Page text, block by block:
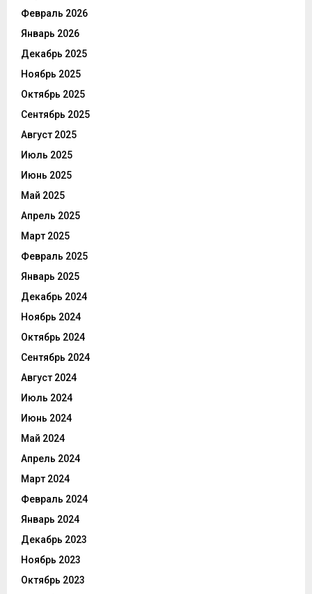
Февраль 2026
Январь 2026
Декабрь 2025
Ноябрь 2025
Октябрь 2025
Сентябрь 2025
Август 2025
Июль 2025
Июнь 2025
Май 2025
Апрель 2025
Март 2025
Февраль 2025
Январь 2025
Декабрь 2024
Ноябрь 2024
Октябрь 2024
Сентябрь 2024
Август 2024
Июль 2024
Июнь 2024
Май 2024
Апрель 2024
Март 2024
Февраль 2024
Январь 2024
Декабрь 2023
Ноябрь 2023
Октябрь 2023